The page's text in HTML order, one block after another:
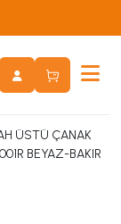
ÜSTÜ ÇANAK
BEYAZ-BAKIR